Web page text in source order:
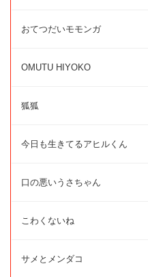
おてつだいモモンガ
OMUTU HIYOKO
狐狐
今日も生きてるアヒルくん
口の悪いうさちゃん
こわくないね
サメとメンダコ